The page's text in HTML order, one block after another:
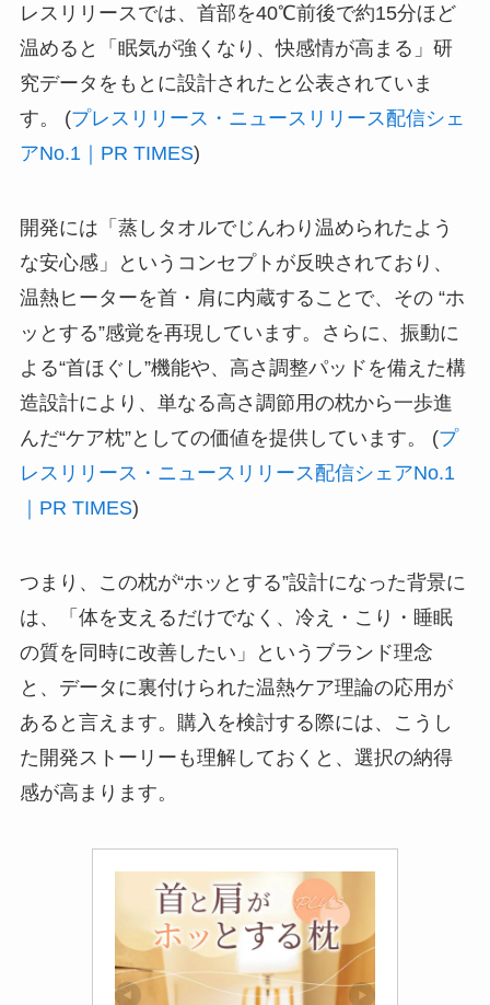
レスリリースでは、首部を40℃前後で約15分ほど
温めると「眠気が強くなり、快感情が高まる」研
究データをもとに設計されたと公表されていま
す。 (プレスリリース・ニュースリリース配信シェ
アNo.1｜PR TIMES)
開発には「蒸しタオルでじんわり温められたよう
な安心感」というコンセプトが反映されており、
温熱ヒーターを首・肩に内蔵することで、その “ホ
ッとする”感覚を再現しています。さらに、振動に
よる“首ほぐし”機能や、高さ調整パッドを備えた構
造設計により、単なる高さ調節用の枕から一歩進
んだ“ケア枕”としての価値を提供しています。 (プ
レスリリース・ニュースリリース配信シェアNo.1
｜PR TIMES)
つまり、この枕が“ホッとする”設計になった背景に
は、「体を支えるだけでなく、冷え・こり・睡眠
の質を同時に改善したい」というブランド理念
と、データに裏付けられた温熱ケア理論の応用が
あると言えます。購入を検討する際には、こうし
た開発ストーリーも理解しておくと、選択の納得
感が高まります。